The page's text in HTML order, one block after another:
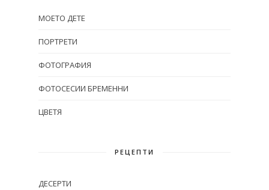
МОЕТО ДЕТЕ
ПОРТРЕТИ
ФОТОГРАФИЯ
ФОТОСЕСИИ БРЕМЕННИ
ЦВЕТЯ
РЕЦЕПТИ
ДЕСЕРТИ